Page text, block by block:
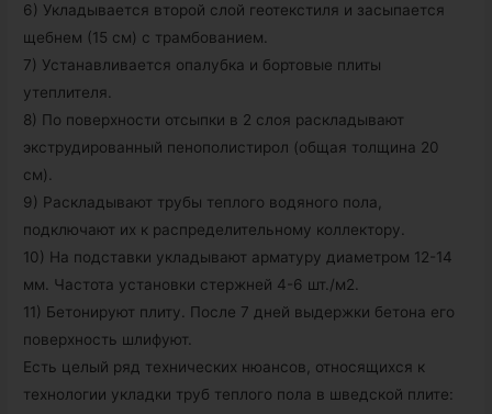
6) Укладывается второй слой геотекстиля и засыпается
щебнем (15 см) с трамбованием.
7) Устанавливается опалубка и бортовые плиты
утеплителя.
8) По поверхности отсыпки в 2 слоя раскладывают
экструдированный пенополистирол (общая толщина 20
см).
9) Раскладывают трубы теплого водяного пола,
подключают их к распределительному коллектору.
10) На подставки укладывают арматуру диаметром 12-14
мм. Частота установки стержней 4-6 шт./м2.
11) Бетонируют плиту. После 7 дней выдержки бетона его
поверхность шлифуют.
Есть целый ряд технических нюансов, относящихся к
технологии укладки труб теплого пола в шведской плите: